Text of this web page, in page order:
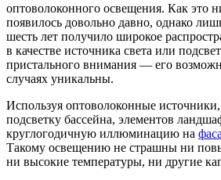
оптоволоконного освещения. Как это
появилось довольно давно, однако
шесть лет получило широкое
в качестве источника света или
пристального внимания — его
случаях уникальны.
Используя оптоволоконные
подсветку бассейна, элементов
круглогодичную иллюминацию на
Такому освещению не страшны ни
ни высокие температуры, ни другие